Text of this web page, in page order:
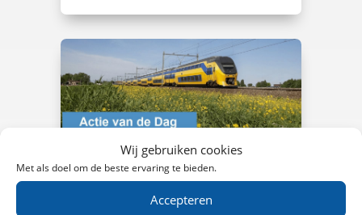
Wij gebruiken cookies
Met als doel om de beste ervaring te bieden.
Accepteren
ActieVanDeDag Treinkaartjes
☑️ NS-treinkaartjes ☑️ NS dagkaart
met korting ☑️ NS dagkaart 1e klas